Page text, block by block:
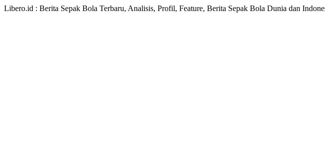
Libero.id : Berita Sepak Bola Terbaru, Analisis, Profil, Feature, Berita Sepak Bola Dunia dan